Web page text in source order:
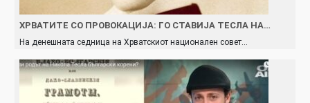
ХРВАТИТЕ СО ПРОВОКАЦИЈА: ГО СТАВИЈА ТЕСЛА НА…
На денешната седница на Хрватскиот национален совет…